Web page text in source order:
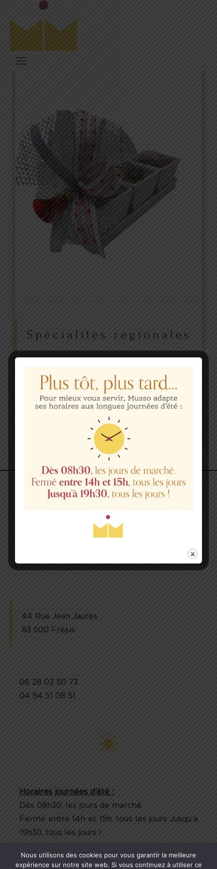
Spécialités régionales
Disponibilités et réservations :
04 94 51 08 51
Photo non contractuelle.
44 Rue Jean Jaures
83 600 Fréjus
06 28 03 50 73
04 94 51 08 51
Horaires journées d’été :
Dès 08h30, les jours de marché.
Fermé entre 14h et 15h, tous les jours Jusqu’à
19h30, tous les jours !
Nous utilisons des cookies pour vous garantir la meilleure
expérience sur notre site web. Si vous continuez à utiliser ce